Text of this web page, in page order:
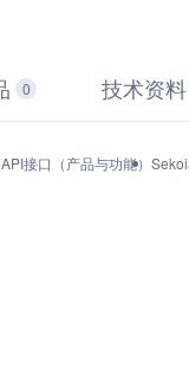
0 技术资料
接口（产品与功能）